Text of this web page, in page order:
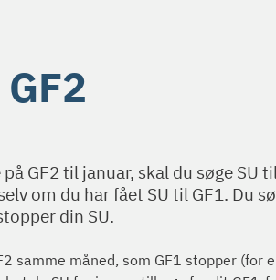
GF2 til januar, skal du søge SU
om du har fået SU til GF1. Du
din SU.
samme måned, som GF1 stopper (for